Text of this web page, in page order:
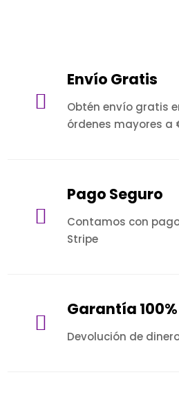

Envío Gratis
Obtén envío gratis
órdenes mayores a

Pago Seguro
Contamos con
Stripe

Garantía 100%
Devolución de